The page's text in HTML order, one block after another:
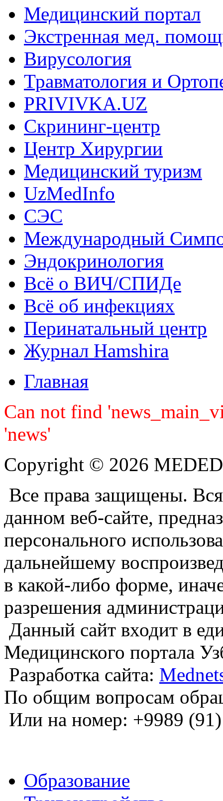
Медицинский портал
Экстренная мед.
Вирусология
Травматология и
PRIVIVKA.UZ
Скрининг-центр
Центр Хирургии
Медицинский туризм
UzMedInfo
СЭС
Международный
Эндокринология
Всё о ВИЧ/СПИДе
Всё об инфекциях
Перинатальный центр
Журнал Hamshira
Главная
Can not find
'news'
Copyright © 2026
Все права защищены.
данном веб-сайте,
персонального
дальнейшему
в какой-либо форме,
разрешения
Данный сайт входит в
Медицинского портала
Разработка сайта:
По общим вопросам
Или на номер: +9989
Образование